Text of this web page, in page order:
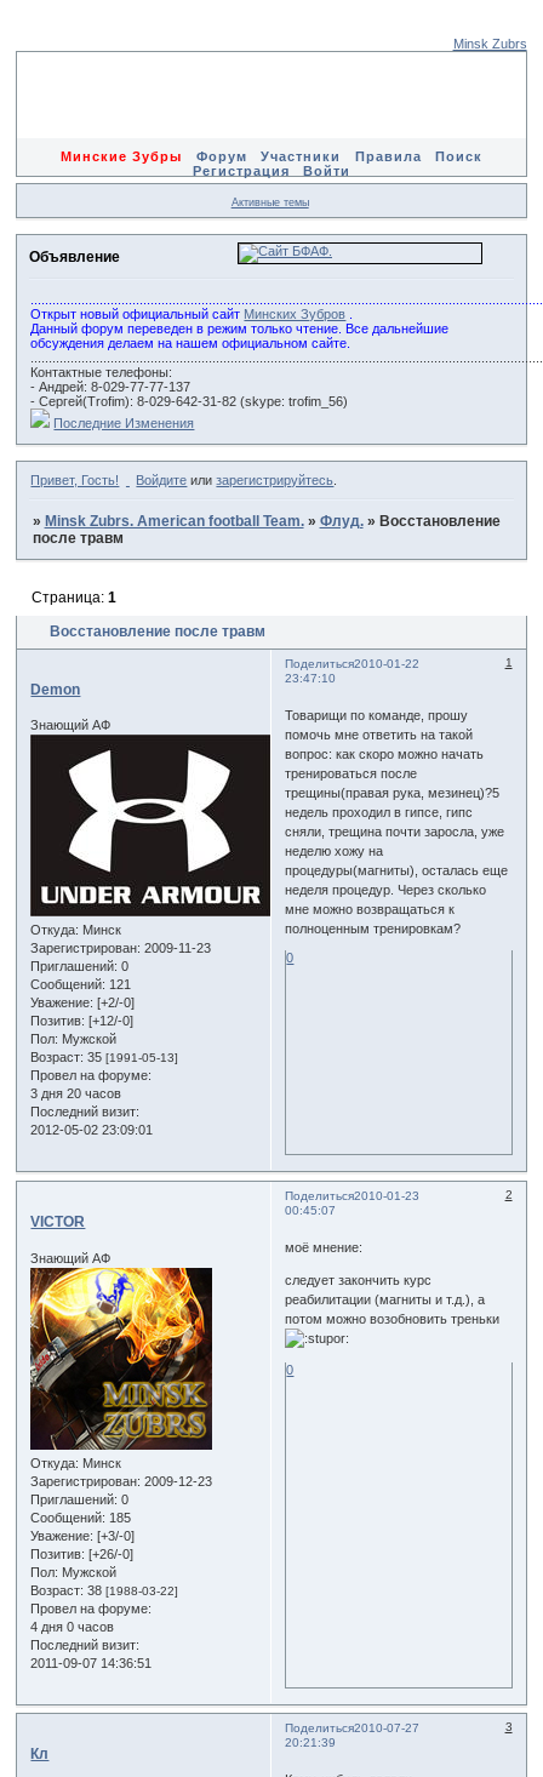
Minsk Zubrs
Минские Зубры Форум Участники Правила
Поиск
Регистрация
Войти
Активные темы
Объявление
Открыт новый официальный сайт Минских Зубров
Данный форум переведен в режим только чтение. Все дальнейшие
обсуждения делаем на нашем официальном сайте.
Контактные телефоны:
- Андрей: 8-029-77-77-137
- Сергей(Trofim): 8-029-642-31-82 (skype: trofim_56)
Последние Изменения
Привет, Гость! Войдите илизарегистрируйтесь
» Minsk Zubrs. American football Team. » Флуд. » Восстановление
после травм
Восстановление после травм
Страница: 1
Поделиться 1
2010-01-22
23:47:10
Demon
Знающий АФ
Откуда: Минск
Зарегистрирован: 2009-11-23
Приглашений: 0
Сообщений: 121
Уважение: [+2/-0]
Позитив: [+12/-0]
Пол: Мужской
Возраст: 35[1991-05-13]
Провел на форуме:
3 дня 20 часов
Последний визит:
2012-05-02 23:09:01
Товарищи по команде, прошу
помочь мне ответить на такой
вопрос: как скоро можно начать
тренироваться после
трещины(правая рука, мезинец)?5
недель проходил в гипсе, гипс
сняли, трещина почти заросла, уже
неделю хожу на
процедуры(магниты), осталась еще
неделя процедур. Через сколько
мне можно возвращаться к
полноценным тренировкам?
0
Поделиться 2
2010-01-23
00:45:07
VICTOR
Знающий АФ
Откуда: Минск
Зарегистрирован: 2009-12-23
Приглашений: 0
Сообщений: 185
Уважение: [+3/-0]
Позитив: [+26/-0]
Пол: Мужской
Возраст: 38[1988-03-22]
Провел на форуме:
4 дня 0 часов
Последний визит:
2011-09-07 14:36:51
моё мнение:
следует закончить курс
реабилитации (магниты и т.д.), а
потом можно возобновить треньки
0
Поделиться 3
2010-07-27
20:21:39
Кл